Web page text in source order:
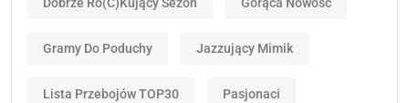
Gramy Do Poduchy Jazzujący Mimik
Lista Przebojów TOP30 Pasjonaci